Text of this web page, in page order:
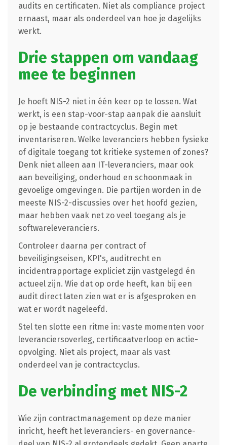
audits en certificaten. Niet als compliance project
ernaast, maar als onderdeel van hoe je dagelijks
werkt.
Drie stappen om vandaag
mee te beginnen
Je hoeft NIS-2 niet in één keer op te lossen. Wat
werkt, is een stap-voor-stap aanpak die aansluit
op je bestaande contractcyclus. Begin met
inventariseren. Welke leveranciers hebben fysieke
of digitale toegang tot kritieke systemen of zones?
Denk niet alleen aan IT-leveranciers, maar ook
aan beveiliging, onderhoud en schoonmaak in
gevoelige omgevingen. Die partijen worden in de
meeste NIS-2-discussies over het hoofd gezien,
maar hebben vaak net zo veel toegang als je
softwareleveranciers.
Controleer daarna per contract of
beveiligingseisen, KPI's, auditrecht en
incidentrapportage expliciet zijn vastgelegd én
actueel zijn. Wie dat op orde heeft, kan bij een
audit direct laten zien wat er is afgesproken en
wat er wordt nageleefd.
Stel ten slotte een ritme in: vaste momenten voor
leveranciersoverleg, certificaatverloop en actie-
opvolging. Niet als project, maar als vast
onderdeel van je contractcyclus.
De verbinding met NIS-2
Wie zijn contractmanagement op deze manier
inricht, heeft het leveranciers- en governance-